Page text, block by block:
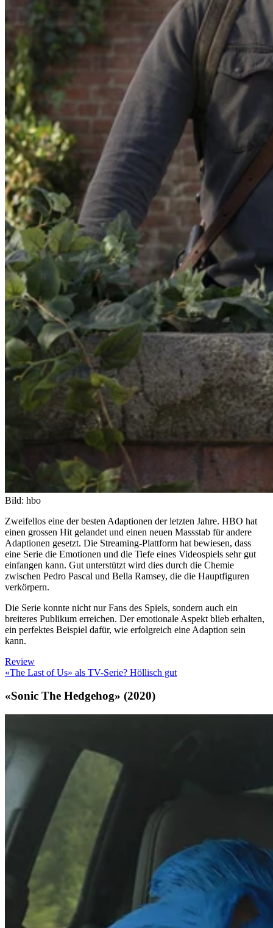
Bild: hbo
Zweifellos eine der besten Adaptionen der letzten Jahre. HBO hat
einen grossen Hit gelandet und einen neuen Massstab für andere
Adaptionen gesetzt. Die Streaming-Plattform hat bewiesen, dass
eine Serie die Emotionen und die Tiefe eines Videospiels sehr gut
einfangen kann. Gut unterstützt wird dies durch die Chemie
zwischen Pedro Pascal und Bella Ramsey, die die Hauptfiguren
verkörpern.
Die Serie konnte nicht nur Fans des Spiels, sondern auch ein
breiteres Publikum erreichen. Der emotionale Aspekt blieb erhalten,
ein perfektes Beispiel dafür, wie erfolgreich eine Adaption sein
kann.
Review
«The Last of Us» als TV-Serie? Höllisch gut
«Sonic The Hedgehog» (2020)